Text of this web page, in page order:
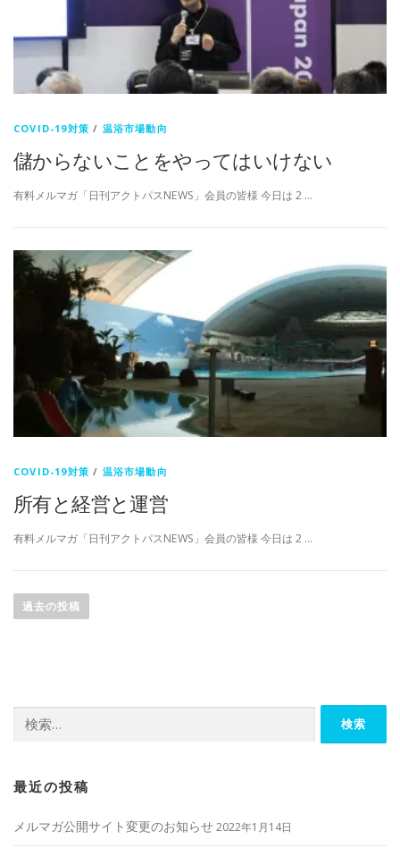
COVID-19対策 / 温浴市場動向
儲からないことをやってはいけない
有料メルマガ「日刊アクトパスNEWS」会員の皆様 今日は 2 …
COVID-19対策 / 温浴市場動向
所有と経営と運営
有料メルマガ「日刊アクトパスNEWS」会員の皆様 今日は 2 …
稿
シ
過去の投稿
索:
最近の投稿
メルマガ公開サイト変更のお知らせ2022年1月14日